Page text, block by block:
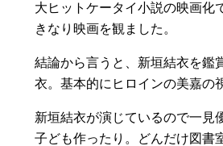
大ヒットケータイ小説の映画化
きなり映画を観ました。
結論から言うと、新垣結衣を鑑
衣。基本的にヒロインの美嘉の
新垣結衣が演じているので一見
子ども作ったり。どんだけ図書